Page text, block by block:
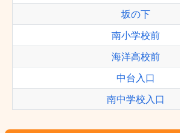
坂の下
南小学校前
海洋高校前
中台入口
南中学校入口